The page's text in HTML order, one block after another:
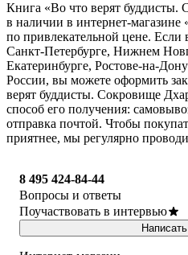
Книга «Во что верят буддисты.
в наличии в интернет-магазине
по привлекательной цене. Если
Санкт-Петербурге, Нижнем
Екатеринбурге, Ростове-на-
России, вы можете оформить
верят буддисты. Сокровище
способ его получения:
отправка почтой. Чтобы
приятнее, мы регулярно
8 495 424-84-44
Вопросы и ответы
Поучаствовать в интервью